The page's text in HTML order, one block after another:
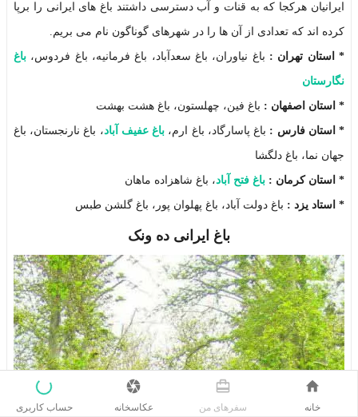
ایرانیان هرکجا که به قنات و آب دسترسی داشتند باغ های ایرانی را برپا
کرده اند که تعدادی از آن ها را در شهرهای گوناگون نام می بریم.
* استان تهران : باغ نیاوران، باغ سعدآباد، باغ فرمانیه، باغ فردوس، باغ
نگارستان
* استان اصفهان : باغ فین، چهلستون، باغ هشت بهشت
* استان فارس : باغ پاسارگاد، باغ ارم، باغ عفیف آباد، باغ نارنجستان، باغ
جهان نما، باغ دلگشا
* استان کرمان : باغ فتح آباد، باغ شاهزاده ماهان
* استاد یزد : باغ دولت آباد، باغ پهلوان پور، باغ گلشن طبس
باغ ایرانی ده ونک
خانه سفر‌های من عکاسخانه حساب کاربری